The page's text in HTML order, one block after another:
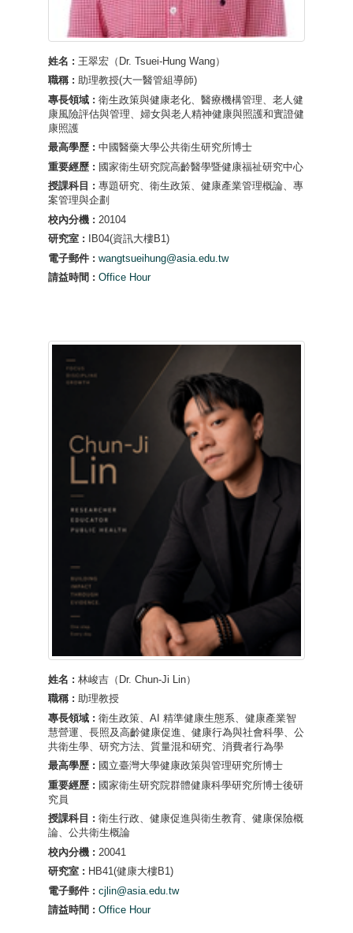
姓名 : 王翠宏（Dr. Tsuei-Hung Wang）
職稱 : 助理教授(大一醫管組導師)
專長領域 : 衛生政策與健康老化、醫療機構管理、老人健
康風險評估與管理、婦女與老人精神健康與照護和實證健
康照護
最高學歷 : 中國醫藥大學公共衛生研究所博士
重要經歷 : 國家衛生研究院高齡醫學暨健康福祉研究中心
授課科目 : 專題研究、衛生政策、健康產業管理概論、專
案管理與企劃
校內分機 : 20104
研究室 :
IB04(資訊大樓B1)
電子郵件 : wangtsueihung@asia.edu.tw
請益時間 : Office Hour
姓名 : 林峻吉（Dr. Chun-Ji Lin）
職稱 : 助理教授
專長領域 : 衛生政策、AI 精準健康生態系、健康產業智
慧營運、長照及高齡健康促進、健康行為與社會科學、公
共衛生學、研究方法、質量混和研究、消費者行為學
最高學歷 : 國立臺灣大學健康政策與管理研究所博士
重要經歷 : 國家衛生研究院群體健康科學研究所博士後研
究員
授課科目 : 衛生行政、健康促進與衛生教育、健康保險概
論、公共衛生概論
校內分機 : 20041
研究室 : HB41(健康大樓B1)
電子郵件 : cjlin@asia.edu.tw
請益時間 : Office Hour